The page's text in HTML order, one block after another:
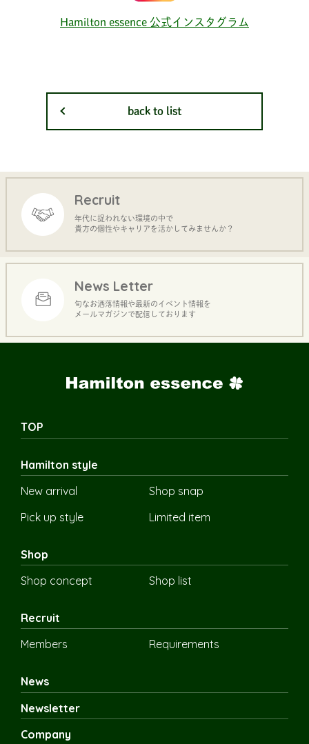
Hamilton essence 公式インスタグラム
back to list
Recruit
年代に捉われない環境の中で
貴方の個性やキャリアを活かしてみませんか？
News Letter
旬なお洒落情報や最新のイベント情報を
メールマガジンで配信しております
TOP
Hamilton style
New arrival
Shop snap
Pick up style
Limited item
Shop
Shop concept
Shop list
Recruit
Members
Requirements
News
Newsletter
Company